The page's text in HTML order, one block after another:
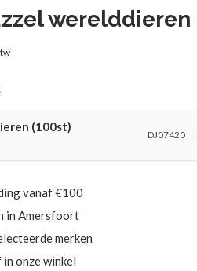
werelddieren
(100st)
DJ07420
vanaf €100
in Amersfoort
merken
onze winkel